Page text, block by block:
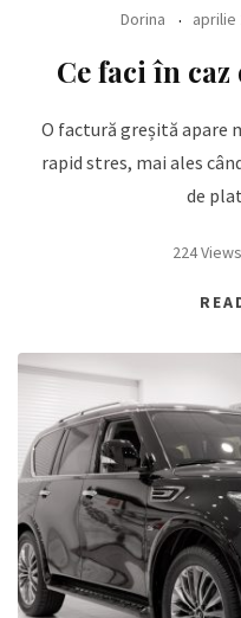
Dorina aprilie
Ce faci în
O factură greșită apare
rapid stres, mai ales
de
224 Views